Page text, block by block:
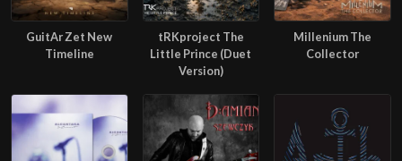
GuitAr Zet New
Timeline
tRKproject The
Little Prince (Duet
Version)
Millenium The
Collector